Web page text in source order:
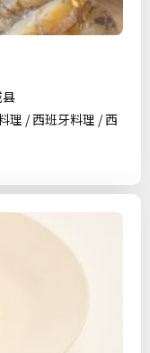
理 / 西班牙料理 / 西